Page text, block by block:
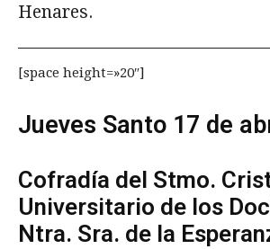
Henares.
[space height=»20″]
Jueves Santo 17 de
Cofradía del Stmo.
Universitario de los
Ntra. Sra. de la